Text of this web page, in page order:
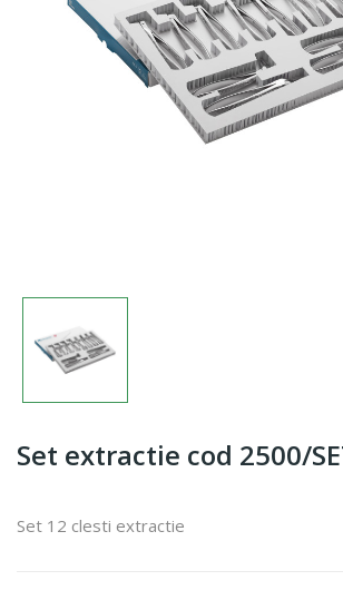
Set extractie cod 2500/
Set 12 clesti extractie